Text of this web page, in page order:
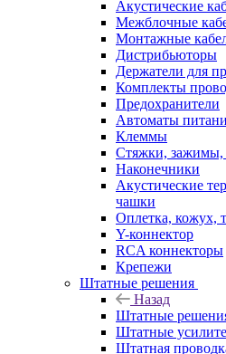
Акустические
Межблочные
Монтажные
Дистрибьюторы
Держатели для
Комплекты
Предохранители
Автоматы
Клеммы
Стяжки, зажимы,
Наконечники
Акустические
чашки
Оплетка, кожух,
Y-коннектор
RCA коннекторы
Крепежи
Штатные решения
Назад
Штатные
Штатные
Штатная